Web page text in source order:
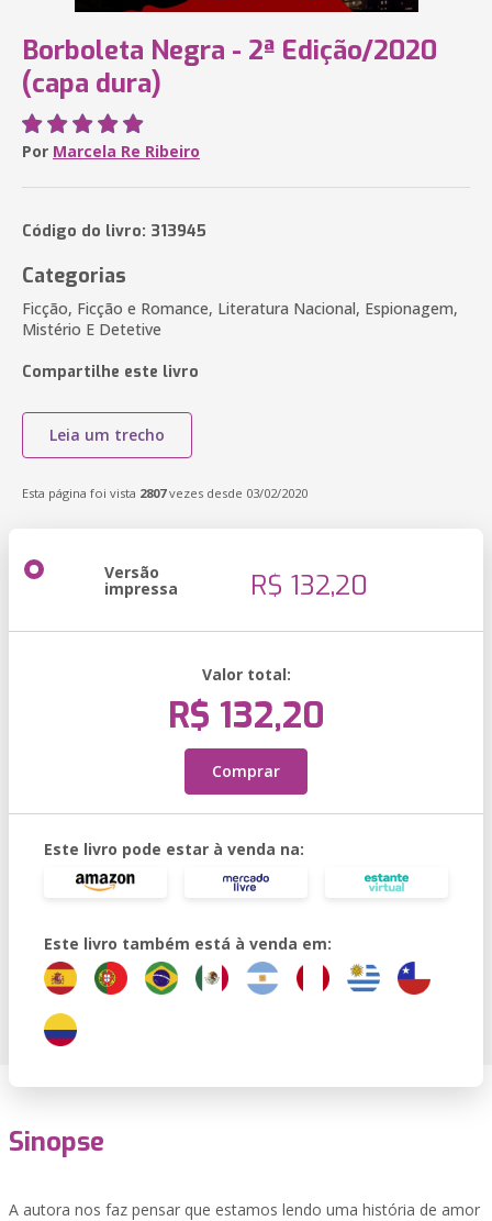
Borboleta Negra - 2ª Edição/2020
(capa dura)
Por Marcela Re Ribeiro
Código do livro: 313945
Categorias
Ficção, Ficção e Romance, Literatura Nacional, Espionagem,
Mistério E Detetive
Compartilhe este livro
Leia um trecho
Esta página foi vista 2807vezes desde 03/02/2020
Versão
impressa R$ 132,20
Valor total:
R$ 132,20
Comprar
Este livro pode estar à venda na:
Este livro também está à venda em:
Sinopse
A autora nos faz pensar que estamos lendo uma história de amor